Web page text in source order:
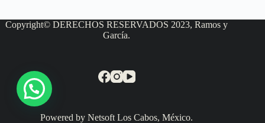
Copyright© DERECHOS RESERVADOS 2023, Ramos y
García.
Powered by Netsoft Los Cabos, México.